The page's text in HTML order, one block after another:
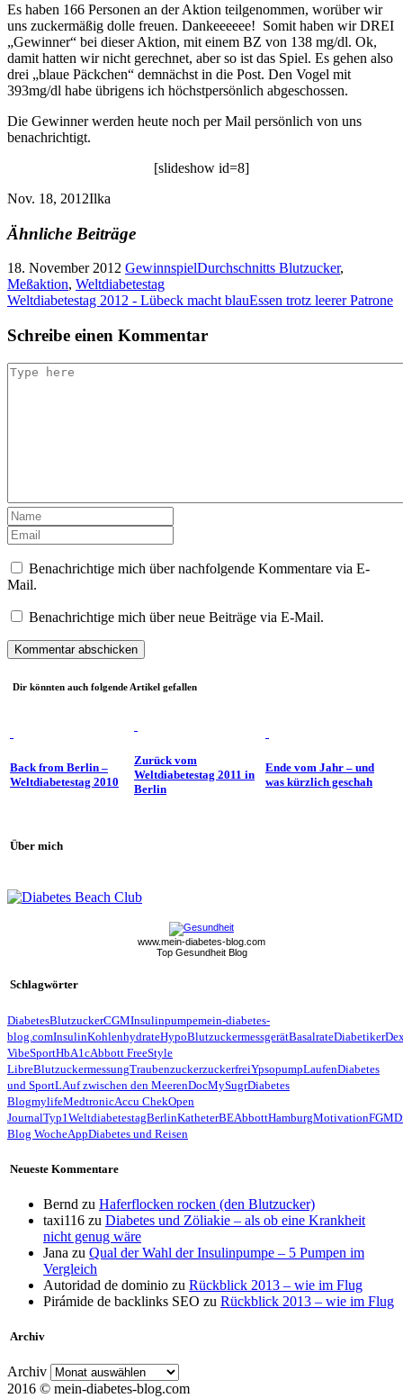
Es haben 166 Personen an der Aktion teilgenommen, worüber wir
uns zuckermäßig dolle freuen. Dankeeeeee! Somit haben wir DREI
„Gewinner“ bei dieser Aktion, mit einem BZ von 138 mg/dl. Ok,
damit hatten wir nicht gerechnet, aber so ist das Spiel. Es gehen also
drei „blaue Päckchen“ demnächst in die Post. Den Vogel mit
393mg/dl habe übrigens ich höchstpersönlich abgeschossen.
Die Gewinner werden heute noch per Mail persönlich von uns
benachrichtigt.
[slideshow id=8]
Nov. 18, 2012Ilka
Ähnliche Beiträge
18. November 2012 GewinnspielDurchschnitts Blutzucker,
Meßaktion, Weltdiabetestag
Weltdiabetestag 2012 - Lübeck macht blauEssen trotz leerer Patrone
Schreibe einen Kommentar
Benachrichtige mich über nachfolgende Kommentare via E-
Mail.
Benachrichtige mich über neue Beiträge via E-Mail.
Dir könnten auch folgende Artikel gefallen
Back from Berlin –
Weltdiabetestag 2010
Zurück vom
Weltdiabetestag 2011 in
Berlin
Ende vom Jahr – und
was kürzlich geschah
Über mich
www.mein-diabetes-blog.com
Top Gesundheit Blog
Schlagwörter
DiabetesBlutzuckerCGMInsulinpumpemein-diabetes-
blog.comInsulinKohlenhydrateHypoBlutzuckermessgerätBasalrateDiabetiker
VibeSportHbA1cAbbott FreeStyle
LibreBlutzuckermessungTraubenzuckerzuckerfreiYpsopumpLaufenDiabetes
und SportLAuf zwischen den MeerenDocMySugrDiabetes
BlogmylifeMedtronicAccu ChekOpen
JournalTyp1WeltdiabetestagBerlinKatheterBEAbbottHamburgMotivationFGM
Blog WocheAppDiabetes und Reisen
Neueste Kommentare
Bernd zu Haferflocken rocken (den Blutzucker)
taxi116 zu Diabetes und Zöliakie – als ob eine Krankheit
nicht genug wäre
Jana zu Qual der Wahl der Insulinpumpe – 5 Pumpen im
Vergleich
Autoridad de dominio zu Rückblick 2013 – wie im Flug
Pirámide de backlinks SEO zu Rückblick 2013 – wie im Flug
Archiv
Archiv
2016 © mein-diabetes-blog.com